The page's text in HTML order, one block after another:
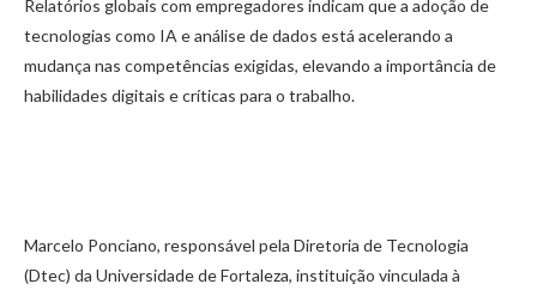
Relatórios globais com empregadores indicam que a adoção de
tecnologias como IA e análise de dados está acelerando a
mudança nas competências exigidas, elevando a importância de
habilidades digitais e críticas para o trabalho.
Marcelo Ponciano, responsável pela Diretoria de Tecnologia
(Dtec) da Universidade de Fortaleza, instituição vinculada à